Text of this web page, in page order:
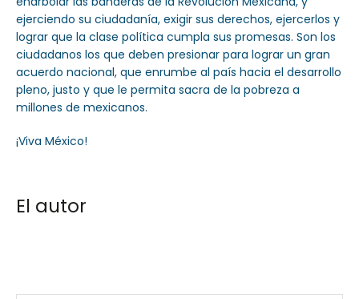
ejerciendo su ciudadanía, exigir sus derechos, ejercerlos y
lograr que la clase política cumpla sus promesas. Son los
ciudadanos los que deben presionar para lograr un gran
acuerdo nacional, que enrumbe al país hacia el desarrollo
pleno, justo y que le permita sacra de la pobreza a
millones de mexicanos.
¡Viva México!
El autor